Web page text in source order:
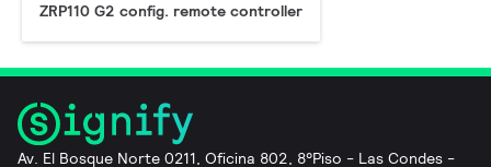
ZRP110 G2 config. remote controller
Av. El Bosque Norte 0211, Oficina 802, 8°Piso - Las Condes -